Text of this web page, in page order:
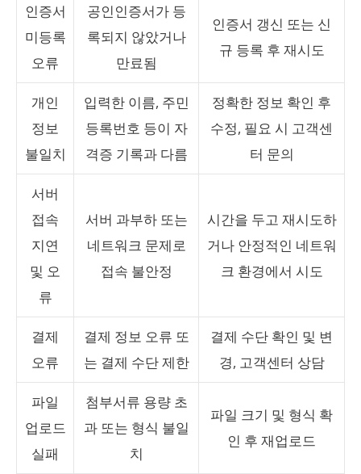
인증서
미등록
오류
공인인증서가 등
록되지 않았거나
만료됨
인증서 갱신 또는 신
규 등록 후 재시도
개인
정보
불일치
입력한 이름, 주민
등록번호 등이 자
격증 기록과 다름
정확한 정보 확인 후
수정, 필요 시 고객센
터 문의
서버
접속
지연
및 오
류
서버 과부하 또는
네트워크 문제로
접속 불안정
시간을 두고 재시도하
거나 안정적인 네트워
크 환경에서 시도
결제
오류
결제 정보 오류 또
는 결제 수단 제한
결제 수단 확인 및 변
경, 고객센터 상담
파일
업로드
실패
첨부서류 용량 초
과 또는 형식 불일
치
파일 크기 및 형식 확
인 후 재업로드